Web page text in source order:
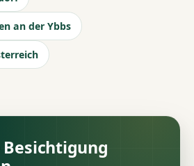
an der Ybbs
Besichtigung